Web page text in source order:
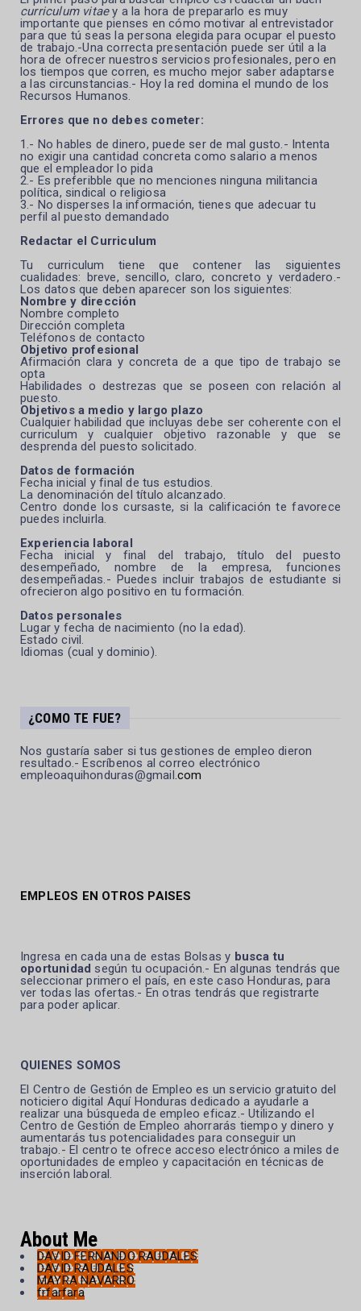
curriculum vitaey a la hora de prepararlo es muy
importante que pienses en cómo motivar al entrevistador
para que tú seas la persona elegida para ocupar el puesto
de trabajo.-Una correcta presentación puede ser útil a la
hora de ofrecer nuestros servicios profesionales, pero en
los tiempos que corren, es mucho mejor saber adaptarse
a las circunstancias.- Hoy la red domina el mundo de los
Recursos Humanos.
Errores que no debes cometer:
1.- No hables de dinero, puede ser de mal gusto.- Intenta
no exigir una cantidad concreta como salario a menos
que el empleador lo pida
2.- Es preferibble que no menciones ninguna militancia
política, sindical o religiosa
3.- No disperses la información, tienes que adecuar tu
perfil al puesto demandado
Redactar el Curriculum
Tu curriculum tiene que contener las siguientes
cualidades: breve, sencillo, claro, concreto y verdadero.-
Los datos que deben aparecer son los siguientes:
Nombre y dirección
Nombre completo
Dirección completa
Teléfonos de contacto
Objetivo profesional
Afirmación clara y concreta de a que tipo de trabajo se
opta
Habilidades o destrezas que se poseen con relación al
puesto.
Objetivos a medio y largo plazo
Cualquier habilidad que incluyas debe ser coherente con el
curriculum y cualquier objetivo razonable y que se
desprenda del puesto solicitado.
Datos de formación
Fecha inicial y final de tus estudios.
La denominación del título alcanzado.
Centro donde los cursaste, si la calificación te favorece
puedes incluirla.
Experiencia laboral
Fecha inicial y final del trabajo, título del puesto
desempeñado, nombre de la empresa, funciones
desempeñadas.- Puedes incluir trabajos de estudiante si
ofrecieron algo positivo en tu formación.
Datos personales
Lugar y fecha de nacimiento (no la edad).
Estado civil.
Idiomas (cual y dominio).
¿COMO TE FUE?
Nos gustaría saber si tus gestiones de empleo dieron
resultado.- Escríbenos al correo electrónico
empleoaquihonduras@gmail .com
EMPLEOS EN OTROS PAISES
Ingresa en cada una de estas Bolsas y busca tu
oportunidad según tu ocupación.- En algunas tendrás que
seleccionar primero el país, en este caso Honduras, para
ver todas las ofertas.- En otras tendrás que registrarte
para poder aplicar.
QUIENES SOMOS
El Centro de Gestión de Empleo es un servicio gratuito del
noticiero digital Aquí Honduras dedicado a ayudarle a
realizar una búsqueda de empleo eficaz.- Utilizando el
Centro de Gestión de Empleo ahorrarás tiempo y dinero y
aumentarás tus potencialidades para conseguir un
trabajo.- El centro te ofrece acceso electrónico a miles de
oportunidades de empleo y capacitación en técnicas de
inserción laboral.
About Me
DAVID FERNANDO RAUDALES
DAVID RAUDALES
MAYRA NAVARRO
frfarfara